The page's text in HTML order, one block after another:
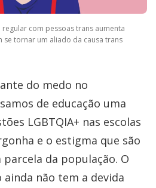
com pessoas trans aumenta
se tornar um aliado da causa trans
do medo no
de educação uma
LGBTQIA+ nas escolas
e o estigma que são
parcela da população. O
não tem a devida